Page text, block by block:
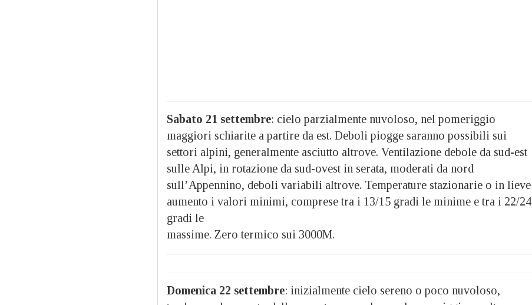
Sabato 21 settembre: cielo parzialmente nuvoloso, nel pomeriggio
maggiori schiarite a partire da est. Deboli piogge saranno possibili sui
settori alpini, generalmente asciutto altrove. Ventilazione debole da sud-est
sulle Alpi, in rotazione da sud-ovest in serata, moderati da nord
sull’Appennino, deboli variabili altrove. Temperature stazionarie o in lieve
aumento i valori minimi, comprese tra i 13/15 gradi le minime e tra i 22/24
gradi le
massime. Zero termico sui 3000M.
Domenica 22 settembre: inizialmente cielo sereno o poco nuvoloso,